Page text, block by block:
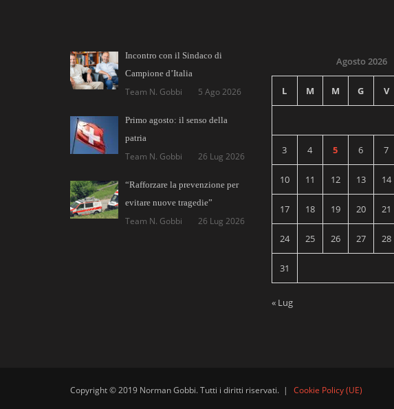
Incontro con il Sindaco di
Campione d’Italia
Team N. Gobbi 5 Ago 2026
Primo agosto: il senso della
patria
Team N. Gobbi 26 Lug 2026
“Rafforzare la prevenzione per
evitare nuove tragedie”
Team N. Gobbi 26 Lug 2026
Agosto 2026
L M M G V
3 4 5 6 7
10 11 12 13 14
17 18 19 20 21
24 25 26 27 28
31
« Lug
Copyright © 2019 Norman Gobbi. Tutti i diritti riservati. | Cookie Policy (UE)